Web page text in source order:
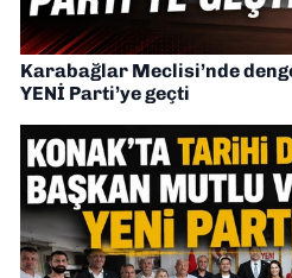
Karabağlar Meclisi’nde
YENİ Parti’ye geçti